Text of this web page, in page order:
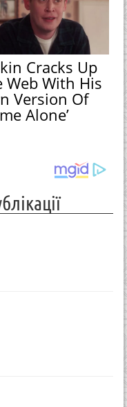
Cracks Up
Web With His
Version Of
Alone’